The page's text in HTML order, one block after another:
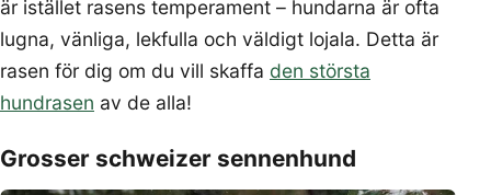
är istället rasens temperament – hundarna är ofta
lugna, vänliga, lekfulla och väldigt lojala. Detta är
rasen för dig om du vill skaffa den största
hundrasen av de alla!
Grosser schweizer sennenhund